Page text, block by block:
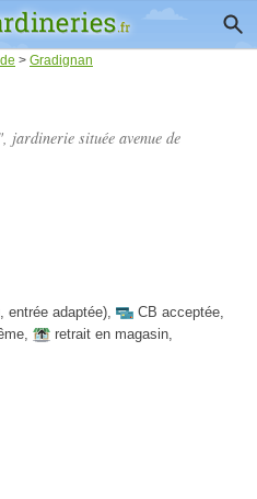
> Gradignan
jardinerie située avenue de
entrée adaptée), CB acceptée,
, retrait en magasin,